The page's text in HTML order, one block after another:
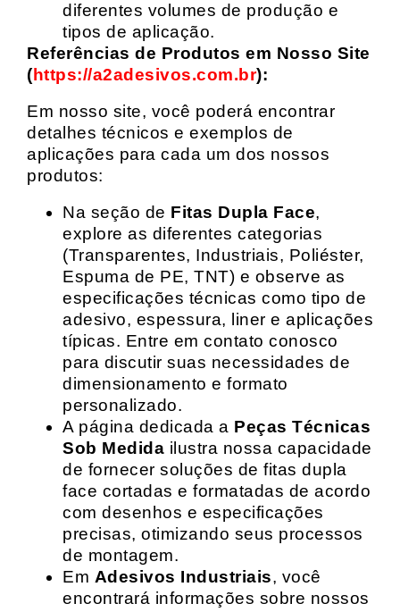
diferentes volumes de produção e
tipos de aplicação.
Referências de Produtos em Nosso Site
(https://a2adesivos.com.br):
Em nosso site, você poderá encontrar
detalhes técnicos e exemplos de
aplicações para cada um dos nossos
produtos:
Na seção de Fitas Dupla Face,
explore as diferentes categorias
(Transparentes, Industriais, Poliéster,
Espuma de PE, TNT) e observe as
especificações técnicas como tipo de
adesivo, espessura, liner e aplicações
típicas. Entre em contato conosco
para discutir suas necessidades de
dimensionamento e formato
personalizado.
A página dedicada a Peças Técnicas
Sob Medida ilustra nossa capacidade
de fornecer soluções de fitas dupla
face cortadas e formatadas de acordo
com desenhos e especificações
precisas, otimizando seus processos
de montagem.
Em Adesivos Industriais, você
encontrará informações sobre nossos